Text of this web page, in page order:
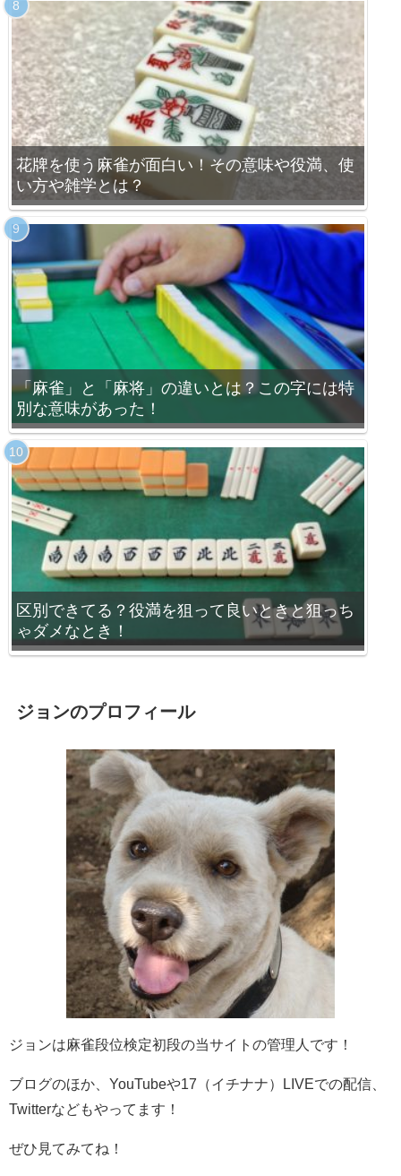
花牌を使う麻雀が面白い！その意味や役満、使
い方や雑学とは？
「麻雀」と「麻将」の違いとは？この字には特
別な意味があった！
区別できてる？役満を狙って良いときと狙っち
ゃダメなとき！
ジョンのプロフィール
ジョンは麻雀段位検定初段の当サイトの管理人です！
ブログのほか、YouTubeや17（イチナナ）LIVEでの配信、
Twitterなどもやってます！
ぜひ見てみてね！